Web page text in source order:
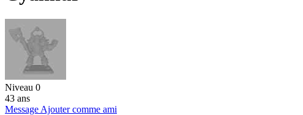
Niveau 0
43 ans
Message Ajouter comme ami